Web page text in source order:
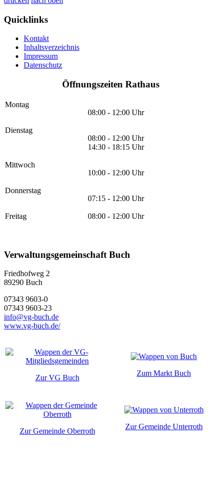
Quicklinks
Kontakt
Inhaltsverzeichnis
Impressum
Datenschutz
Öffnungszeiten Rathaus
Montag
08:00 - 12:00 Uhr
Dienstag
08:00 - 12:00 Uhr
14:30 - 18:15 Uhr
Mittwoch
10:00 - 12:00 Uhr
Donnerstag
07:15 - 12:00 Uhr
Freitag 08:00 - 12:00 Uhr
Verwaltungsgemeinschaft Buch
Friedhofweg 2
89290 Buch
07343 9603-0
07343 9603-23
info@vg-buch.de
www.vg-buch.de/
Zur VG Buch
Zum Markt Buch
Zur Gemeinde Oberroth
Zur Gemeinde Unterroth